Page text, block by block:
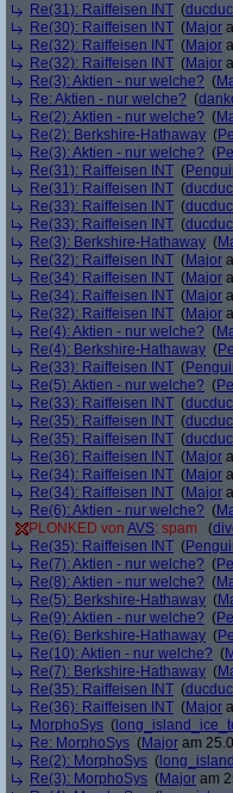
Re(31): Raiffeisen INT (ducduc
Re(30): Raiffeisen INT (Major
Re(32): Raiffeisen INT (Major
Re(32): Raiffeisen INT (Major
Re(3): Aktien - nur welche? (
Re: Aktien - nur welche? (
Re(2): Aktien - nur welche? (
Re(2): Berkshire-Hathaway (
Re(3): Aktien - nur welche? (
Re(31): Raiffeisen INT (
Re(31): Raiffeisen INT (ducduc
Re(33): Raiffeisen INT (ducduc
Re(33): Raiffeisen INT (ducduc
Re(3): Berkshire-Hathaway (
Re(32): Raiffeisen INT (Major
Re(34): Raiffeisen INT (Major
Re(34): Raiffeisen INT (Major
Re(32): Raiffeisen INT (Major
Re(4): Aktien - nur welche? (
Re(4): Berkshire-Hathaway (
Re(33): Raiffeisen INT (
Re(5): Aktien - nur welche? (
Re(33): Raiffeisen INT (ducduc
Re(35): Raiffeisen INT (ducduc
Re(35): Raiffeisen INT (ducduc
Re(36): Raiffeisen INT (Major
Re(34): Raiffeisen INT (Major
Re(34): Raiffeisen INT (Major
Re(6): Aktien - nur welche? (
PLONKED von AVS: spam (
Re(35): Raiffeisen INT (
Re(7): Aktien - nur welche? (
Re(8): Aktien - nur welche? (
Re(5): Berkshire-Hathaway (
Re(9): Aktien - nur welche? (
Re(6): Berkshire-Hathaway (
Re(10): Aktien - nur welche? (
Re(7): Berkshire-Hathaway (
Re(35): Raiffeisen INT (ducduc
Re(36): Raiffeisen INT (Major
MorphoSys (
Re: MorphoSys (Major am
Re(2): MorphoSys (
Re(3): MorphoSys (Major am